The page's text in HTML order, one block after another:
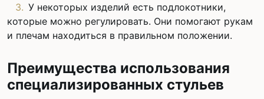
У некоторых изделий есть подлокотники,
которые можно регулировать. Они помогают рукам
и плечам находиться в правильном положении.
Преимущества использования
специализированных стульев